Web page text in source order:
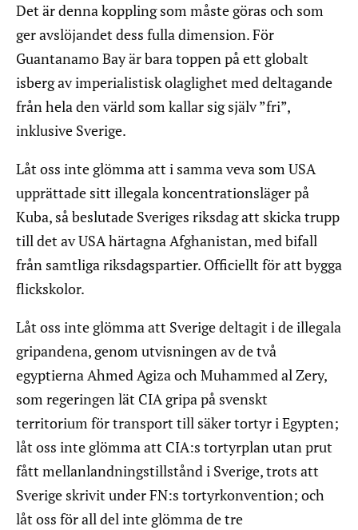
Det är denna koppling som måste göras och som
ger avslöjandet dess fulla dimension. För
Guantanamo Bay är bara toppen på ett globalt
isberg av imperialistisk olaglighet med deltagande
från hela den värld som kallar sig själv ”fri”,
inklusive Sverige.
Låt oss inte glömma att i samma veva som USA
upprättade sitt illegala koncentrationsläger på
Kuba, så beslutade Sveriges riksdag att skicka trupp
till det av USA härtagna Afghanistan, med bifall
från samtliga riksdagspartier. Officiellt för att bygga
flickskolor.
Låt oss inte glömma att Sverige deltagit i de illegala
gripandena, genom utvisningen av de två
egyptierna Ahmed Agiza och Muhammed al Zery,
som regeringen lät CIA gripa på svenskt
territorium för transport till säker tortyr i Egypten;
låt oss inte glömma att CIA:s tortyrplan utan prut
fått mellanlandningstillstånd i Sverige, trots att
Sverige skrivit under FN:s tortyrkonvention; och
låt oss för all del inte glömma de tre